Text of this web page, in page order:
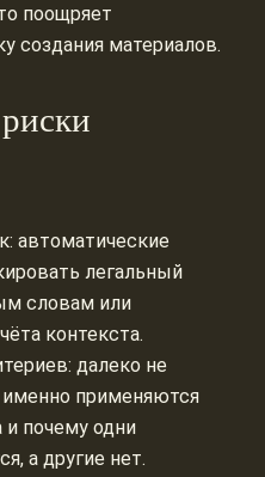
поощряет
создания материалов.
автоматические
легальный
словам или
контекста.
далеко не
именно применяются
и почему одни
а другие нет.